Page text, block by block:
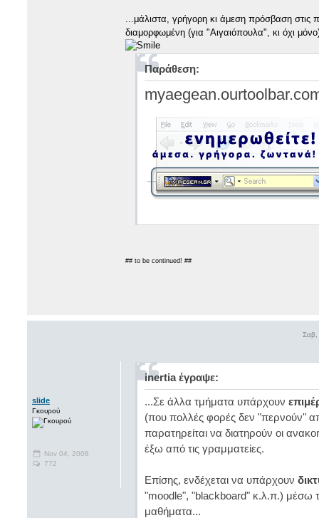
...μάλιστα, γρήγορη κι άμεση πρόσβαση στις
διαμορφωμένη (για "Αιγαιόπουλα", κι όχι
Παράθεση:
## to be continued! ##
Σαβ,
slide
Γκουρού
Nov 04, 2008
772
inertia έγραψε:
...Σε άλλα τμήματα υπάρχουν
(που πολλές φορές δεν "περνούν"
παρατηρείται να διατηρούν οι
έξω από τις γραμματείες.
Επίσης, ενδέχεται να υπάρχουν
"moodle", "blackboard" κ.λ.π.) μέσω
μαθήματα...